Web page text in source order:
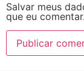
Salvar meus
que eu comentar.